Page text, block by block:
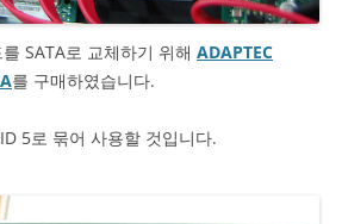
SATA로 교체하기 위해 ADAPTEC
를 구매하였습니다.
5로 묶어 사용할 것입니다.